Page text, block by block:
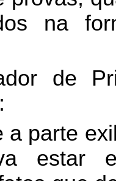
na
de
a parte
estar